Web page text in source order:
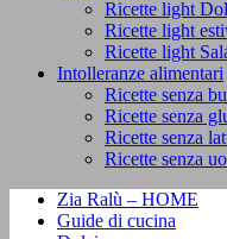
Ricette light
Ricette light
Ricette light
Intolleranze alimentari
Ricette senza
Ricette senza
Ricette senza
Ricette senza
Zia Ralù – HOME
Guide di cucina